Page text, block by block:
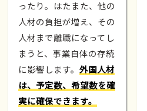
ったり。はたまた、他の
人材の負担が増え、その
人材まで離職になってし
まうと、事業自体の存続
に影響します。外国人材
は、予定数、希望数を確
実に確保できます。